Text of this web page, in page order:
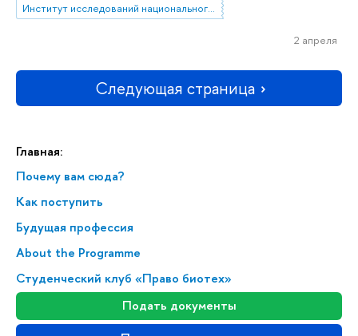
Главная:
Почему вам сюда?
Как поступить
Будущая профессия
About the Programme
Студенческий клуб «Право биотех»
Подать документы
Институт исследований национального и сравнительного права
2 апреля
Следующая страница